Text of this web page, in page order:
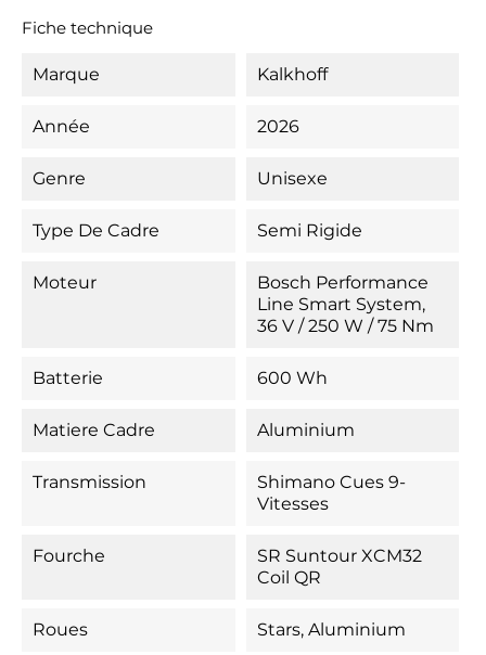
Fiche technique
Marque Kalkhoff
Année 2026
Genre Unisexe
Type De Cadre Semi Rigide
Moteur
Bosch Performance
Line Smart System,
36 V / 250 W / 75 Nm
Batterie 600 Wh
Matiere Cadre Aluminium
Transmission
Shimano Cues 9-
Vitesses
Fourche
SR Suntour XCM32
Coil QR
Roues Stars, Aluminium